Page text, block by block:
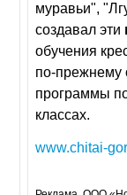
муравьи",
создавал эти
обучения
по-прежнему
программы
классах.
www.chitai-